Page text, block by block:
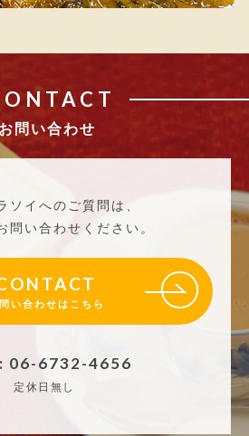
お問い合わせ
ソイへのご質問は、
問い合わせください。
い合わせはこちら
06-6732-4656
定休日無し